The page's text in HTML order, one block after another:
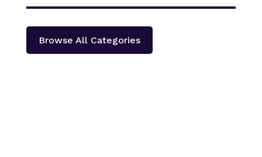
Browse All Categories